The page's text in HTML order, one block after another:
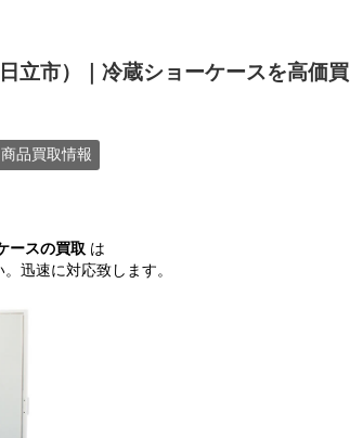
立市）｜冷蔵ショーケースを高価買
商品買取情報
ースの買取 は
迅速に対応致します。